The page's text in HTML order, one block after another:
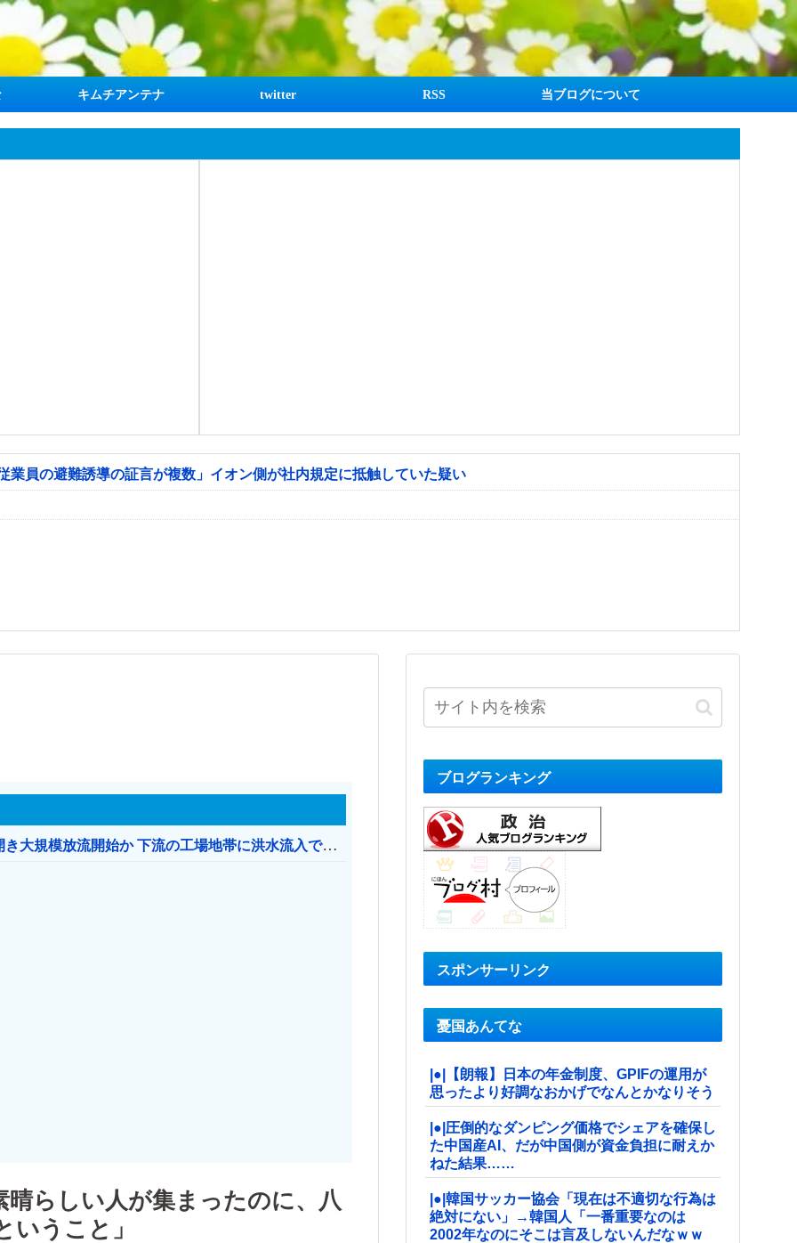
キムチアンテナ twitter RSS 当ブログについて
業員の避難誘導の証言が複数」イオン側が社内規定に抵触していた疑い
【おわった】 三峡ダム、豪雨で13基の水門を開き大規模放流開始か 下流の工場地帯に洪水流入で崩壊はじまる
らしい人が集まったのに、八
いうこと」
ブログランキング
スポンサーリンク
憂国あんてな
|●|【朗報】日本の年金制度、GPIFの運用が
思ったより好調なおかげでなんとかなりそう
|●|圧倒的なダンピング価格でシェアを確保し
た中国産AI、だが中国側が資金負担に耐えか
ねた結果……
|●|韓国サッカー協会「現在は不適切な行為は
絶対にない」→韓国人「一番重要なのは
2002年なのにそこは言及しないんだなｗｗ